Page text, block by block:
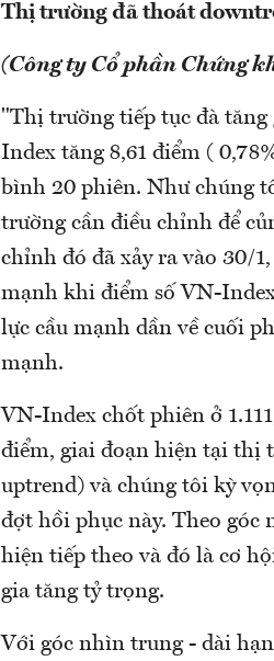
Thị trường đã thoát
(Công ty Cổ phần Chứng
"Thị trường tiếp tục đà
Index tăng 8,61 điểm (
bình 20 phiên. Như chúng
trường cần điều chỉnh để
chỉnh đó đã xảy ra vào 30/
mạnh khi điểm số VN-
lực cầu mạnh dần về cuối
mạnh.
VN-Index chốt phiên ở
điểm, giai đoạn hiện tại thị
uptrend) và chúng tôi kỳ
đợt hồi phục này. Theo góc
hiện tiếp theo và đó là cơ
gia tăng tỷ trọng.
Với góc nhìn trung - dài